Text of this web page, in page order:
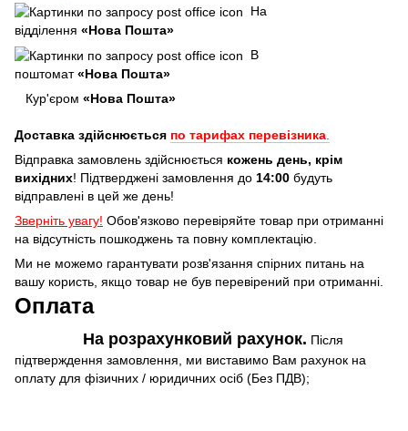
На
відділення «Нова Пошта»
В
поштомат«Нова Пошта»
Кур'єром «Нова Пошта»
Доставка здійснюється по тарифах перевізника
Відправка замовлень здійснюється кожень день, крім
вихідних! Підтверджені замовлення до 14:00 будуть
відправлені в цей же день!
Зверніть увагу! Обов'язково перевіряйте товар при отриманні
на відсутність пошкоджень та повну комплектацію.
Ми не можемо гарантувати розв'язання спірних питань на
вашу користь, якщо товар не був перевірений при отриманні.
Оплата
На розрахунковий рахунок. Після
підтверждення замовлення, ми виставимо Вам рахунок на
оплату для фізичних / юридичних осіб (Без ПДВ);